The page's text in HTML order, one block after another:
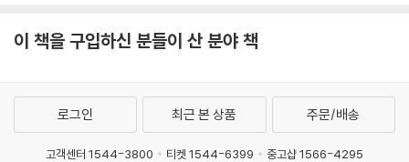
이 책을 구입하신 분들이 산 분야 책
로그인 최근 본 상품 주문/배송
고객센터 1544-3800 티켓 1544-6399
중고샵 1566-4295